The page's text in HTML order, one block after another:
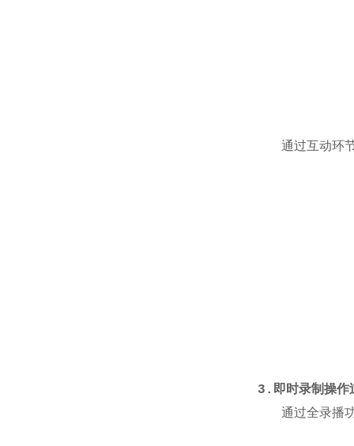
通过互动环节
3. 即时录制操作
通过全录播功